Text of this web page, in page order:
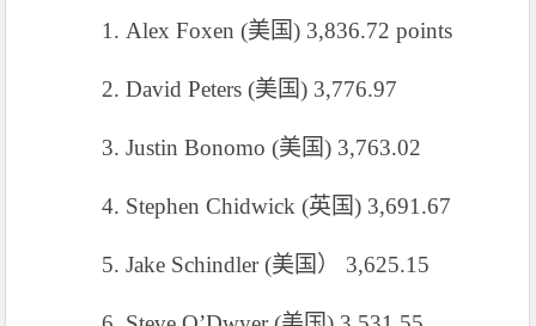
1. Alex Foxen (美国) 3,836.72 points
2.David Peters (美国) 3,776.97
3.Justin Bonomo (美国) 3,763.02
4. Stephen Chidwick (英国) 3,691.67
5.Jake Schindler (美国） 3,625.15